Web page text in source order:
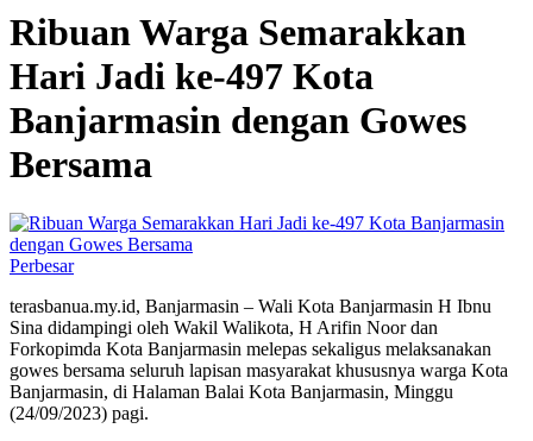
Ribuan Warga Semarakkan
Hari Jadi ke-497 Kota
Banjarmasin dengan Gowes
Bersama
Perbesar
terasbanua.my.id, Banjarmasin – Wali Kota Banjarmasin H Ibnu
Sina didampingi oleh Wakil Walikota, H Arifin Noor dan
Forkopimda Kota Banjarmasin melepas sekaligus melaksanakan
gowes bersama seluruh lapisan masyarakat khususnya warga Kota
Banjarmasin, di Halaman Balai Kota Banjarmasin, Minggu
(24/09/2023) pagi.